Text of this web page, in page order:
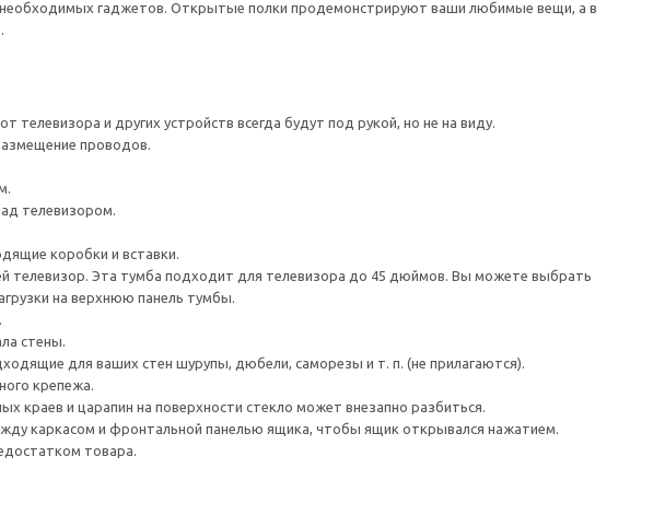
гаджетов. Открытые полки продемонстрируют ваши любимые вещи, а в
и других устройств всегда будут под рукой, но не на виду.
проводов.
телевизором.
коробки и вставки.
телевизор. Эта тумба подходит для телевизора до 45 дюймов. Вы можете выбрать
на верхнюю панель тумбы.
стены.
для ваших стен шурупы, дюбели, саморезы и т. п. (не прилагаются).
крепежа.
и царапин на поверхности стекло может внезапно разбиться.
каркасом и фронтальной панелью ящика, чтобы ящик открывался нажатием.
товара.